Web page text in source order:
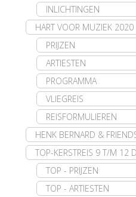
INLICHTINGEN
HART VOOR MUZIEK 2020
PRIJZEN
ARTIESTEN
PROGRAMMA
VLIEGREIS
REISFORMULIEREN
HENK BERNARD &
TOP-KERSTREIS 9 T/M 12
TOP - PRIJZEN
TOP - ARTIESTEN